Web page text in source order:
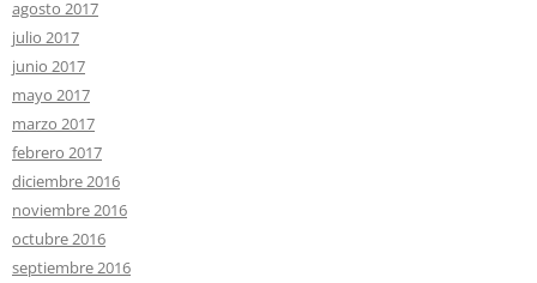
agosto 2017
julio 2017
junio 2017
mayo 2017
marzo 2017
febrero 2017
diciembre 2016
noviembre 2016
octubre 2016
septiembre 2016